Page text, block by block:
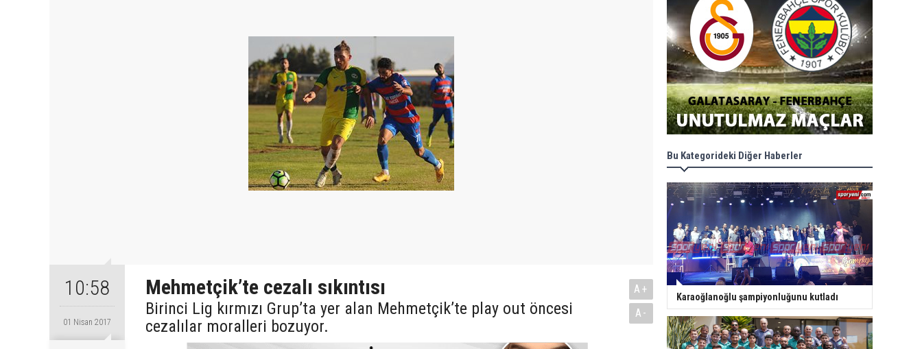
10:58
01 Nisan 2017
Mehmetçik’te cezalı sıkıntısı
Birinci Lig kırmızı Grup’ta yer alan Mehmetçik’te play out öncesi
cezalılar moralleri bozuyor.
A+
A-
Bu Kategorideki Diğer Haberler
Karaoğlanoğlu şampiyonluğunu kutladı